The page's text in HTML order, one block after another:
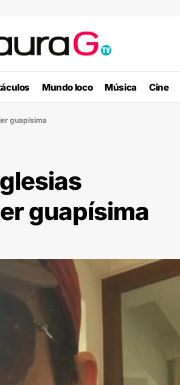
Mundo loco Música Cine
guapísima
guapísima